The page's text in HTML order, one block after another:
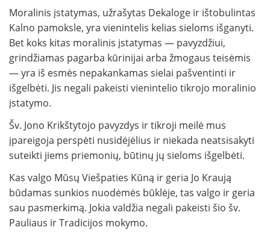
Moralinis įstatymas, užrašytas Dekaloge ir ištobulintas
Kalno pamoksle, yra vienintelis kelias sieloms išganyti.
Bet koks kitas moralinis įstatymas — pavyzdžiui,
grindžiamas pagarba kūrinijai arba žmogaus teisėmis
— yra iš esmės nepakankamas sielai pašventinti ir
išgelbėti. Jis negali pakeisti vienintelio tikrojo moralinio
įstatymo.
Šv. Jono Krikštytojo pavyzdys ir tikroji meilė mus
įpareigoja perspėti nusidėjėlius ir niekada neatsisakyti
suteikti jiems priemonių, būtinų jų sieloms išgelbėti.
Kas valgo Mūsų Viešpaties Kūną ir geria Jo Kraują
būdamas sunkios nuodėmės būklėje, tas valgo ir geria
sau pasmerkimą. Jokia valdžia negali pakeisti šio šv.
Pauliaus ir Tradicijos mokymo.